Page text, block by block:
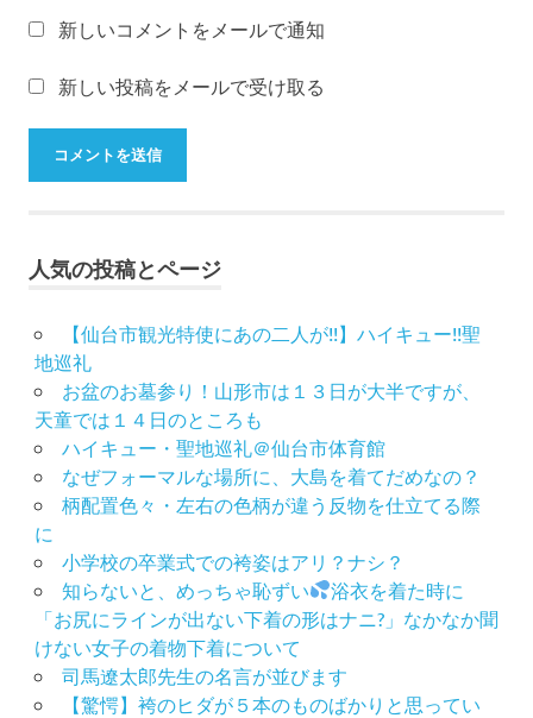
振
レ
ン
タ
山
物
弥
七
京
染
店
思
い
出
作
手
伝
い
新しいコメントをメールで通知
新しい投稿をメールで受け取る
人気の投稿とページ
【仙台市観光特使にあの二人が!!】ハイキュー!!聖
地巡礼
お盆のお墓参り！山形市は１３日が大半ですが、
天童では１４日のところも
ハイキュー・聖地巡礼＠仙台市体育館
なぜフォーマルな場所に、大島を着てだめなの？
柄配置色々・左右の色柄が違う反物を仕立てる際
に
小学校の卒業式での袴姿はアリ？ナシ？
知らないと、めっちゃ恥ずい
浴衣を着た時に
「お尻にラインが出ない下着の形はナニ?」なかなか聞
けない女子の着物下着について
司馬遼太郎先生の名言が並びます
【驚愕】袴のヒダが５本のものばかりと思ってい